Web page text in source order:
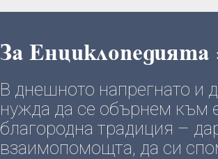
За Енциклопедията
В днешното напрегнато
нужда да се обърнем към
благородна традиция –
взаимопомощта, да си